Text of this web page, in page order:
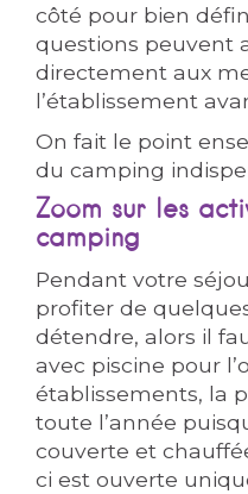
côté pour bien
questions peuvent
directement aux
l’établissement
On fait le point
du camping
Zoom sur les
camping
Pendant votre
profiter de
détendre, alors il
avec piscine pour
établissements, la
toute l’année
couverte et
ci est ouverte